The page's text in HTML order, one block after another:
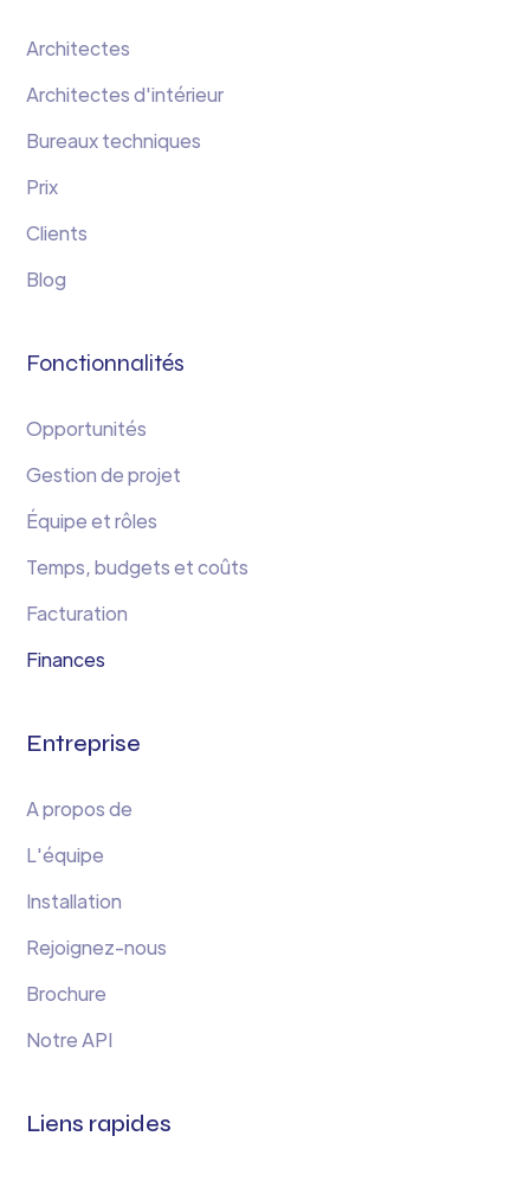
Architectes
Architectes d'intérieur
Bureaux techniques
Prix
Clients
Blog
Fonctionnalités
Opportunités
Gestion de projet
Équipe et rôles
Temps, budgets et coûts
Facturation
Finances
Entreprise
A propos de
L'équipe
Installation
Rejoignez-nous
Brochure
Notre API
Liens rapides